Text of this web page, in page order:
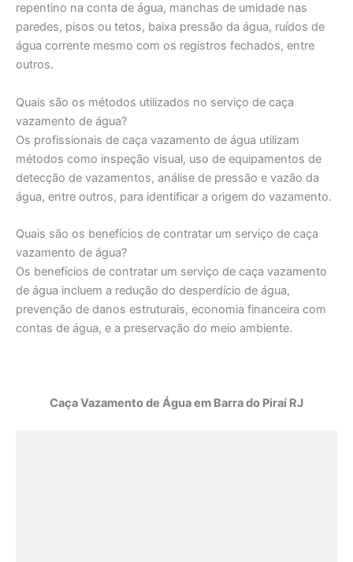
repentino na conta de água, manchas de umidade nas
paredes, pisos ou tetos, baixa pressão da água, ruídos de
água corrente mesmo com os registros fechados, entre
outros.
Quais são os métodos utilizados no serviço de caça
vazamento de água?
Os profissionais de caça vazamento de água utilizam
métodos como inspeção visual, uso de equipamentos de
detecção de vazamentos, análise de pressão e vazão da
água, entre outros, para identificar a origem do vazamento.
Quais são os benefícios de contratar um serviço de caça
vazamento de água?
Os benefícios de contratar um serviço de caça vazamento
de água incluem a redução do desperdício de água,
prevenção de danos estruturais, economia financeira com
contas de água, e a preservação do meio ambiente.
Caça Vazamento de Água em Barra do Piraí RJ